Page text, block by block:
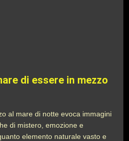
di essere in mezzo
al mare di notte evoca immagini
di mistero, emozione e
elemento naturale vasto e